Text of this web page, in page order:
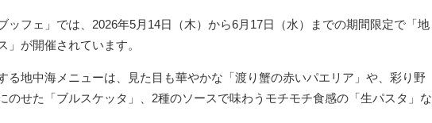
ッフェ」では、2026年5月14日（木）から6月17日（水）までの期間限定で「地
」が開催されています。
る地中海メニューは、見た目も華やかな「渡り蟹の赤いパエリア」や、彩り野
のせた「ブルスケッタ」、2種のソースで味わうモチモチ食感の「生パスタ」な